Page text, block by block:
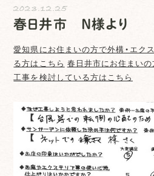
2023.12.25
春日井市 N様より
愛知県にお住まいの方で外構・エク
る方はこちら 春日井市にお住まい
工事を検討している方はこちら